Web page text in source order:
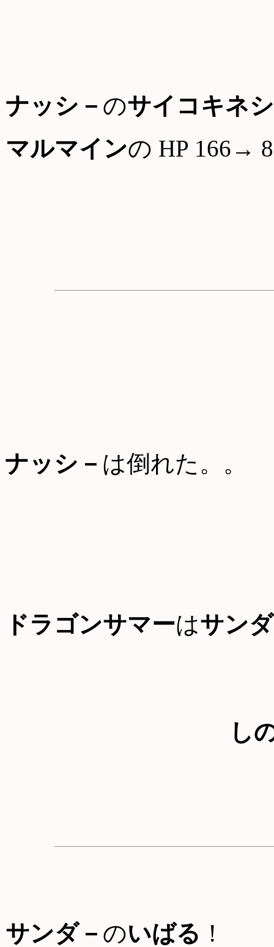
ナッシ－ のサイコキネ
マルマインの HP 166→
ナッシ－ は倒れた。。
ドラゴンサマーはサン
し
サンダ－ のいばる ！